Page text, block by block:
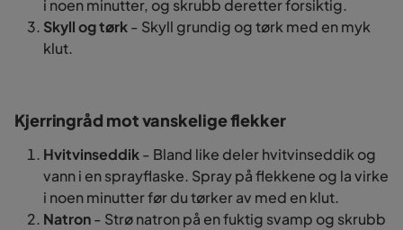
i noen minutter, og skrubb deretter forsiktig.
Skyll og tørk- Skyll grundig og tørk med en myk
klut.
Kjerringråd mot vanskelige flekker
Hvitvinseddik- Bland like deler hvitvinseddik og
vann i en sprayflaske. Spray på flekkene og la virke
i noen minutter før du tørker av med en klut.
Natron- Strø natron på en fuktig svamp og skrubb